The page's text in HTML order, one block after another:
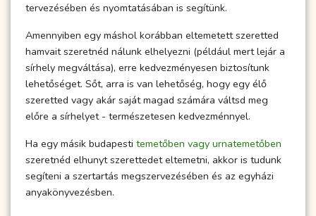
tervezésében és nyomtatásában is segítünk.
Amennyiben egy máshol korábban eltemetett szeretted
hamvait szeretnéd nálunk elhelyezni (például mert lejár a
sírhely megváltása), erre kedvezményesen biztosítunk
lehetőséget. Sőt, arra is van lehetőség, hogy egy élő
szeretted vagy akár saját magad számára váltsd meg
előre a sírhelyet - természetesen kedvezménnyel.
Ha egy másik budapesti temetőben vagy urnatemetőben
szeretnéd elhunyt szerettedet eltemetni, akkor is tudunk
segíteni a szertartás megszervezésében és az egyházi
anyakönyvezésben.